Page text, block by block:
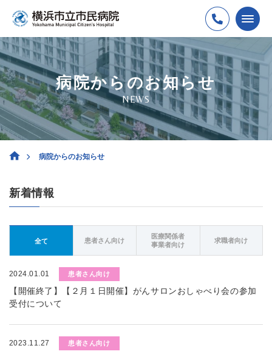
病院からのお知らせ
NEWS
病院からのお知らせ
新着情報
全て 患者さん向け
医療関係者
事業者向け
求職者向け
2024.01.01 患者さん向け
【開催終了】【２月１日開催】がんサロンおしゃべり会の参加
受付について
2023.11.27 患者さん向け